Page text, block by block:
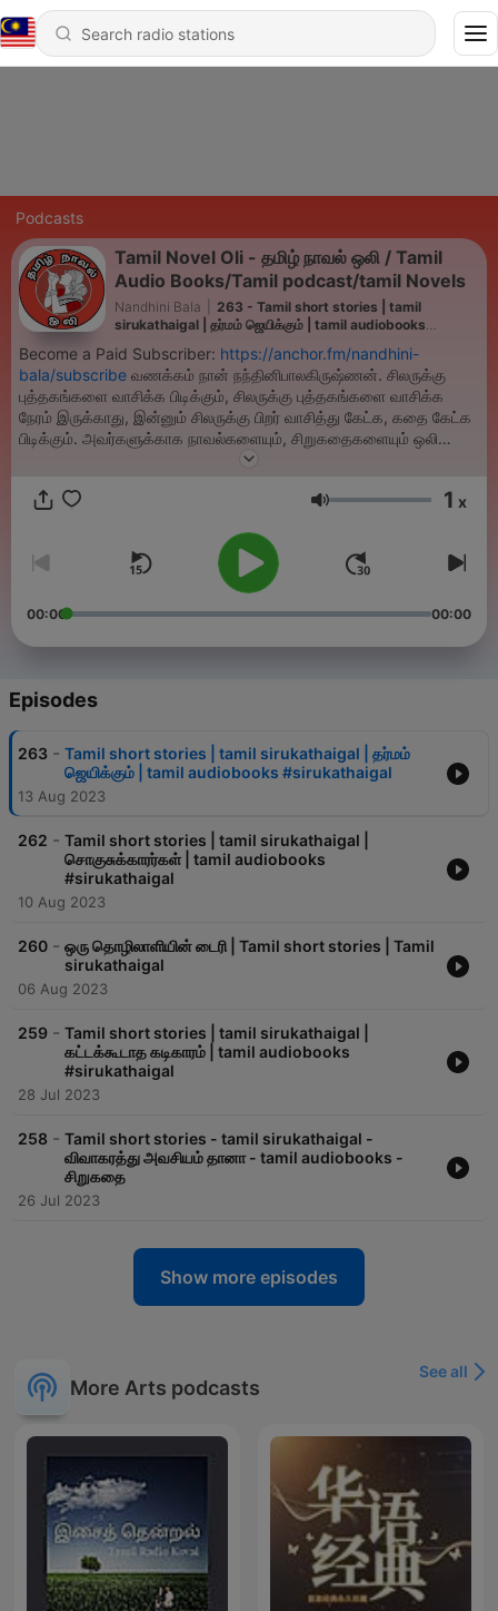
Podcasts
Tamil Novel Oli - தமிழ் நாவல் ஒலி / Tamil
Audio Books/Tamil podcast/tamil Novels
Nandhini Bala
263 - Tamil short stories | tamil
sirukathaigal | தர்மம் ஜெயிக்கும் | tamil audiobooks
Become a Paid Subscriber: https://anchor.fm/nandhini-
bala/subscribe
புத்தகங்களை வாசிக்க பிடிக்கும், சிலருக்கு புத்தகங்களை வாசிக்க
நேரம் இருக்காது, இன்னும் சிலருக்கு பிறர் வாசித்து கேட்க, கதை கேட்க
பிடிக்கும். அவர்களுக்காக நாவல்களையும், சிறுகதைகளையும் ஒலி
வழியாக உங்கள் செவிக்கு விருந்தாக அளிக்க விரும்புகிறேன். உங்கள்
nandhiniyinkuralosai@gmail.com
Volume 1 x
00:00 00:00
Episodes
263 - Tamil short stories | tamil sirukathaigal | தர்மம்
ஜெயிக்கும் | tamil audiobooks #sirukathaigal
13 Aug 2023
262 - Tamil short stories | tamil sirukathaigal |
சொகுசுக்காரர்கள் | tamil audiobooks
#sirukathaigal
10 Aug 2023
260 - ஒரு தொழிலாளியின் டைரி | Tamil short stories | Tamil
sirukathaigal
06 Aug 2023
259 - Tamil short stories | tamil sirukathaigal |
கட்டக்கூடாத கடிகாரம் | tamil audiobooks
#sirukathaigal
28 Jul 2023
258 - Tamil short stories - tamil sirukathaigal -
விவாகரத்து அவசியம் தானா - tamil audiobooks -
சிறுகதை
26 Jul 2023
Show more episodes
More Arts podcasts
See all